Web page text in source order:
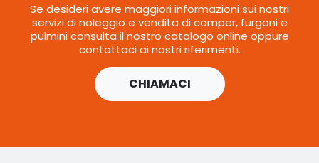
Se desideri avere maggiori informazioni sui nostri
servizi di noleggio e vendita di camper, furgoni e
pulmini consulta il nostro catalogo online oppure
contattaci ai nostri riferimenti.
CHIAMACI